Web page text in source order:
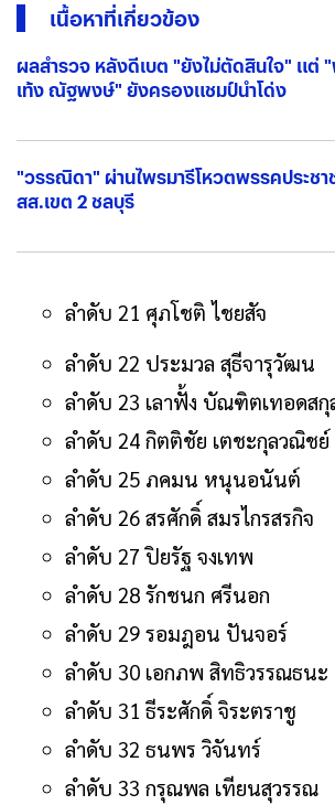
เนื้อหาที่เกี่ยวข้อง
ผลสำรวจ หลังดีเบต "ยังไม่ตัดสินใจ" แต่
เท้ง ณัฐพงษ์" ยังครองแชมป์นำโด่ง
"วรรณิดา" ผ่านไพรมารีโหวตพรรคประช
สส.เขต 2 ชลบุรี
ลำดับ 21 ศุภโชติ ไชยสัจ
ลำดับ 22 ประมวล สุธีจารุวัฒน
ลำดับ 23 เลาฟั้ง บัณฑิตเทอดสกุ
ลำดับ 24 กิตติชัย เตชะกุลวณิชย์
ลำดับ 25 ภคมน หนุนอนันต์
ลำดับ 26 สรศักดิ์ สมรไกรสรกิจ
ลำดับ 27 ปิยรัฐ จงเทพ
ลำดับ 28 รักชนก ศรีนอก
ลำดับ 29 รอมฎอน ปันจอร์
ลำดับ 30 เอกภพ สิทธิวรรณธนะ
ลำดับ 31 ธีระศักดิ์ จิระตราชู
ลำดับ 32 ธนพร วิจันทร์
ลำดับ 33 กรุณพล เทียนสุวรรณ